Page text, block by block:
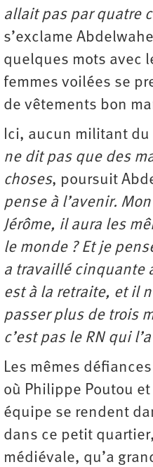
allait pas par quatre
s’exclame
quelques mots avec
femmes voilées se
de vêtements bon
Ici, aucun militant du
ne dit pas que des
choses, poursuit
pense à l’avenir.
Jérôme, il aura les
le monde ? Et je
a travaillé cinquante
est à la retraite, et il
passer plus de trois
c’est pas le RN qui
Les mêmes
où Philippe Poutou
équipe se rendent
dans ce petit
médiévale, qu’a